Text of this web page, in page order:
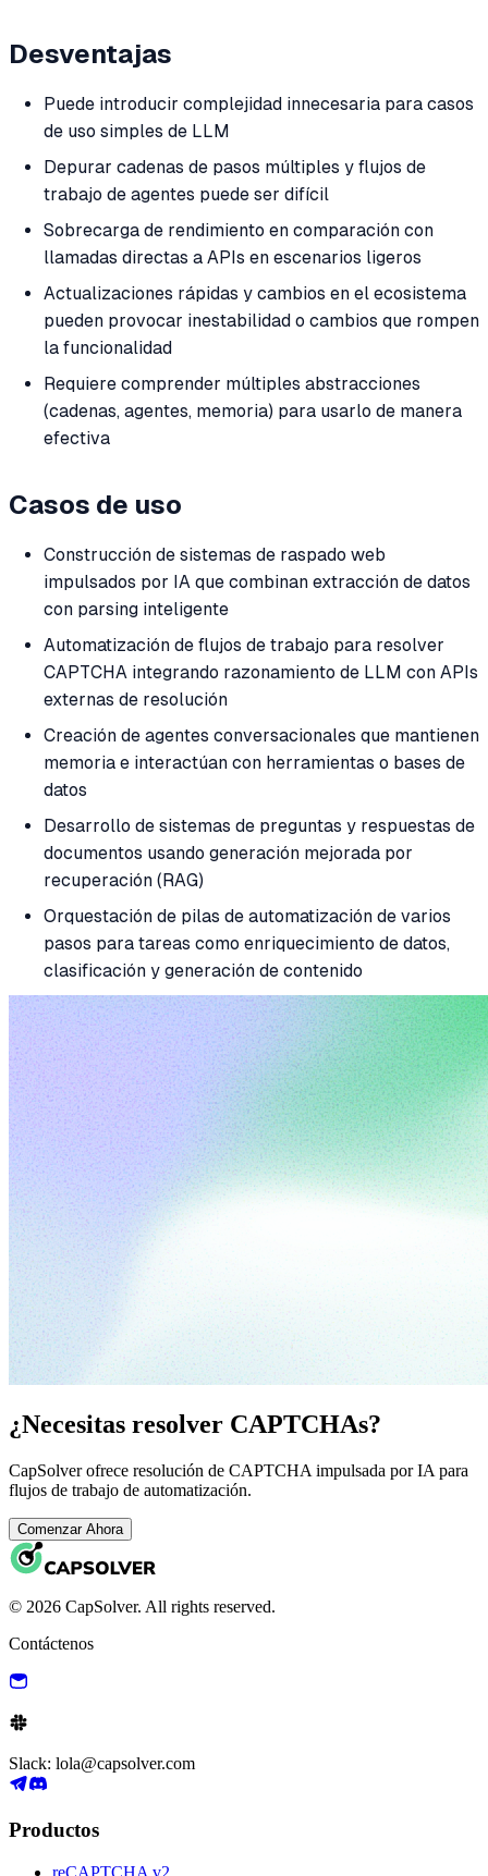
Desventajas
Puede introducir complejidad innecesaria para casos
de uso simples de LLM
Depurar cadenas de pasos múltiples y flujos de
trabajo de agentes puede ser difícil
Sobrecarga de rendimiento en comparación con
llamadas directas a APIs en escenarios ligeros
Actualizaciones rápidas y cambios en el ecosistema
pueden provocar inestabilidad o cambios que rompen
la funcionalidad
Requiere comprender múltiples abstracciones
(cadenas, agentes, memoria) para usarlo de manera
efectiva
Casos de uso
Construcción de sistemas de raspado web
impulsados por IA que combinan extracción de datos
con parsing inteligente
Automatización de flujos de trabajo para resolver
CAPTCHA integrando razonamiento de LLM con APIs
externas de resolución
Creación de agentes conversacionales que mantienen
memoria e interactúan con herramientas o bases de
datos
Desarrollo de sistemas de preguntas y respuestas de
documentos usando generación mejorada por
recuperación (RAG)
Orquestación de pilas de automatización de varios
pasos para tareas como enriquecimiento de datos,
clasificación y generación de contenido
¿Necesitas resolver CAPTCHAs?
CapSolver ofrece resolución de CAPTCHA impulsada por IA para
flujos de trabajo de automatización.
Comenzar Ahora
© 2026 CapSolver. All rights reserved.
Contáctenos
Slack: lola@capsolver.com
Productos
reCAPTCHA v2